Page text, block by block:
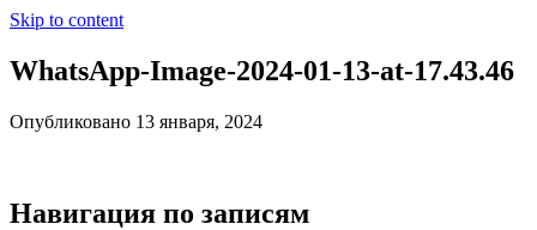
Skip to content
WhatsApp-Image-2024-01-13-at-17.43.46
Опубликовано 13 января, 2024
Навигация по записям